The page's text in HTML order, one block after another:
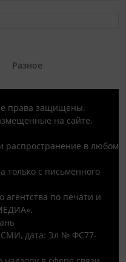
Разное
права защищены.
на сайте,
распространение в любом
только с письменного
агентства по печати и
СМИ, дата: Эл № ФС77-